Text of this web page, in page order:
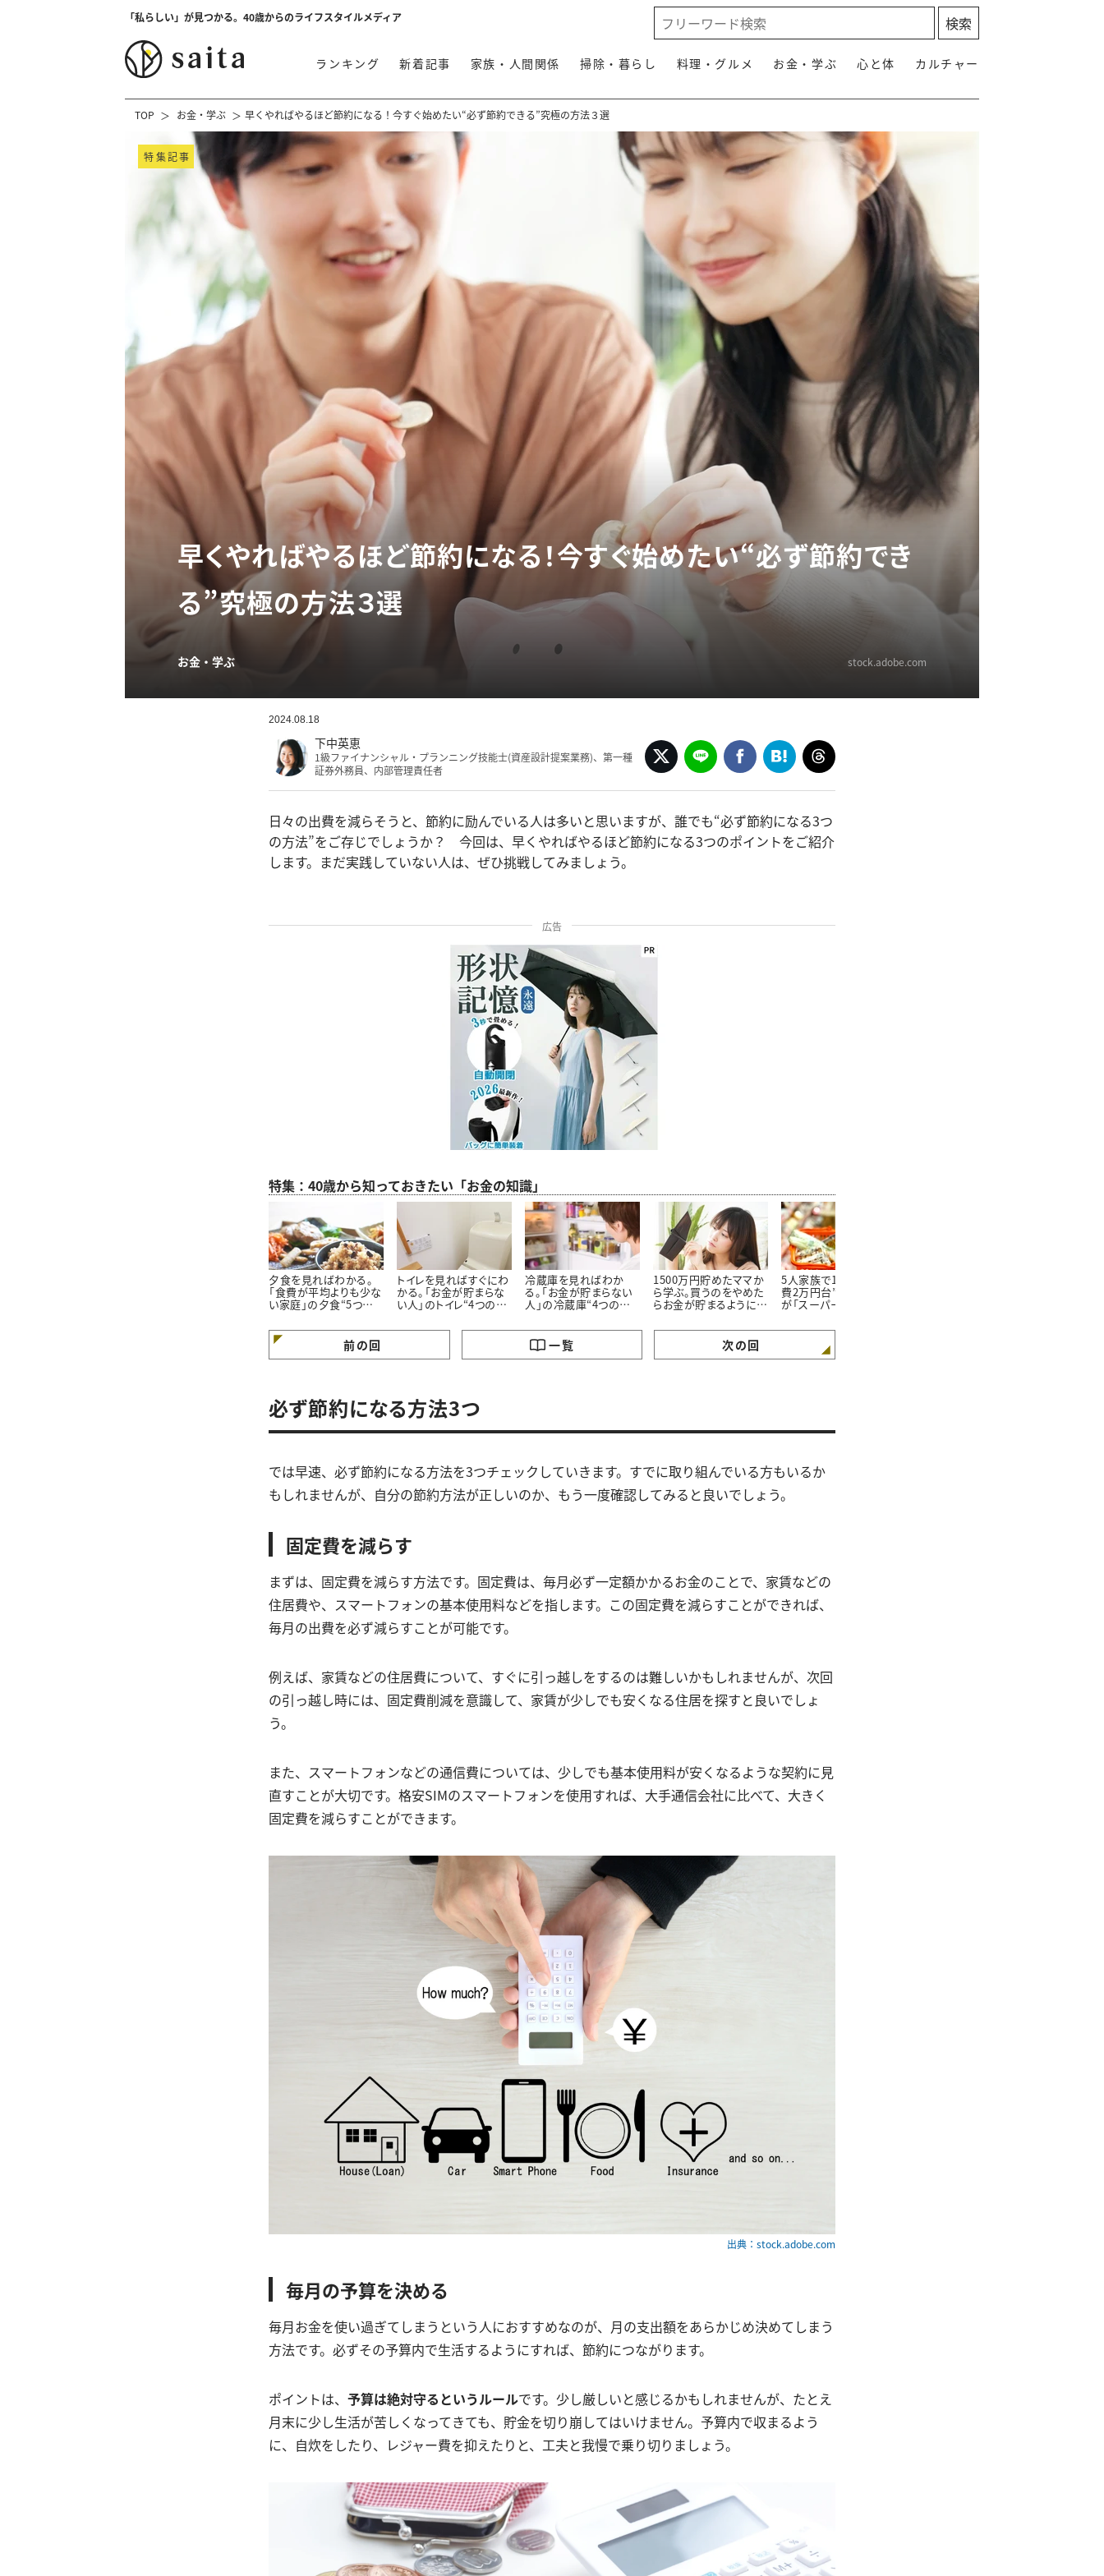
「私らしい」が見つかる。40歳からのライフスタイルメディア
ランキング 新着記事 家族・人間関係 掃除・暮らし 料理・グルメ お金・学ぶ 心と体 カルチャー
TOP お金・学ぶ 早くやればやるほど節約になる！今すぐ始めたい“必ず節約できる”究極の方法３選
特集記事
早くやればやるほど節約になる！今すぐ始めたい“必ず節約でき
る”究極の方法３選
お金・学ぶ stock.adobe.com
2024.08.18
下中英恵
1級ファイナンシャル・プランニング技能士(資産設計提案業務)、第一種
証券外務員、内部管理責任者
日々の出費を減らそうと、節約に励んでいる人は多いと思いますが、誰でも“必ず節約になる3つ
の方法”をご存じでしょうか？ 今回は、早くやればやるほど節約になる3つのポイントをご紹介
します。まだ実践していない人は、ぜひ挑戦してみましょう。
広告
特集：40歳から知っておきたい「お金の知識」
夕食を見ればわかる。
「食費が平均よりも少な
い家庭」の夕食“5つの
トイレを見ればすぐにわ
かる。「お金が貯まらな
い人」のトイレ“4つの特
冷蔵庫を見ればわか
る。「お金が貯まらない
人」の冷蔵庫“4つの特
1500万円貯めたママか
ら学ぶ。買うのをやめた
らお金が貯まるようにな
5人家族で1か月の“食
費2万円台”。そんな私
が「スーパーで買わない
前の回 一覧 次の回
必ず節約になる方法3つ
では早速、必ず節約になる方法を3つチェックしていきます。すでに取り組んでいる方もいるか
もしれませんが、自分の節約方法が正しいのか、もう一度確認してみると良いでしょう。
固定費を減らす
まずは、固定費を減らす方法です。固定費は、毎月必ず一定額かかるお金のことで、家賃などの
住居費や、スマートフォンの基本使用料などを指します。この固定費を減らすことができれば、
毎月の出費を必ず減らすことが可能です。
例えば、家賃などの住居費について、すぐに引っ越しをするのは難しいかもしれませんが、次回
の引っ越し時には、固定費削減を意識して、家賃が少しでも安くなる住居を探すと良いでしょ
う。
また、スマートフォンなどの通信費については、少しでも基本使用料が安くなるような契約に見
直すことが大切です。格安SIMのスマートフォンを使用すれば、大手通信会社に比べて、大きく
固定費を減らすことができます。
出典：stock.adobe.com
毎月の予算を決める
毎月お金を使い過ぎてしまうという人におすすめなのが、月の支出額をあらかじめ決めてしまう
方法です。必ずその予算内で生活するようにすれば、節約につながります。
ポイントは、 予算は絶対守るというルールです。少し厳しいと感じるかもしれませんが、たとえ
月末に少し生活が苦しくなってきても、貯金を切り崩してはいけません。予算内で収まるよう
に、自炊をしたり、レジャー費を抑えたりと、工夫と我慢で乗り切りましょう。